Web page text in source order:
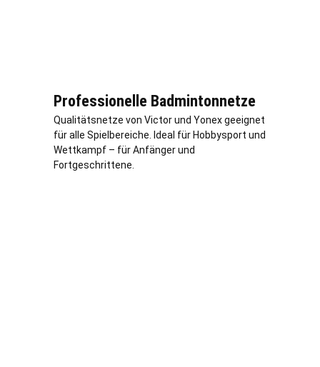
Professionelle Badmintonnetze
Qualitätsnetze von Victor und Yonex geeignet
für alle Spielbereiche. Ideal für Hobbysport und
Wettkampf – für Anfänger und
Fortgeschrittene.